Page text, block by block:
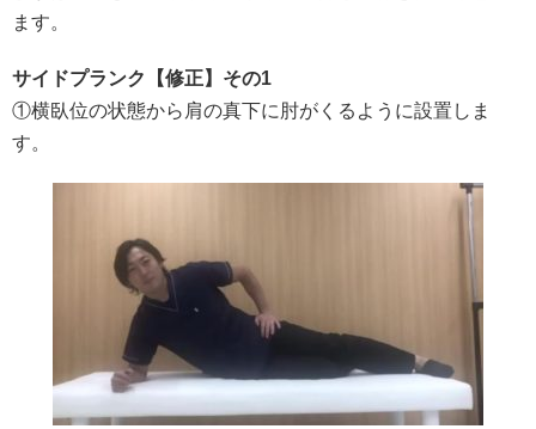
ます。
サイドプランク【修正】その1
①横臥位の状態から肩の真下に肘がくるように設置しま
す。